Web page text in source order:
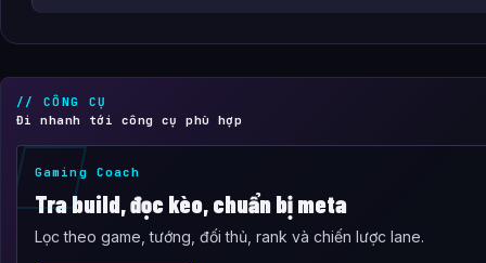
// CÔNG CỤ
Đi nhanh tới công cụ phù hợp
Gaming Coach
Tra build, đọc kèo, chuẩn bị meta
Lọc theo game, tướng, đối thủ, rank và chiến lược lane.